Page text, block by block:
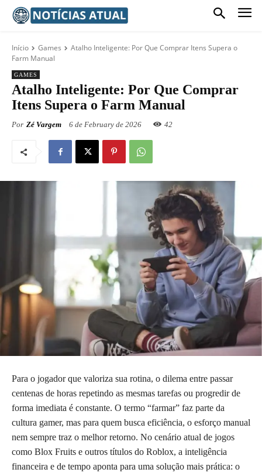
Início Games
Atalho Inteligente: Por Que Comprar Itens Supera o
Farm Manual
GAMES
Atalho Inteligente: Por Que Comprar
Itens Supera o Farm Manual
Por Zé Vargem 6 de February de 2026 42
Para o jogador que valoriza sua rotina, o dilema entre passar
centenas de horas repetindo as mesmas tarefas ou progredir de
forma imediata é constante. O termo “farmar” faz parte da
cultura gamer, mas para quem busca eficiência, o esforço manual
nem sempre traz o melhor retorno. No cenário atual de jogos
como Blox Fruits e outros títulos do Roblox, a inteligência
financeira e de tempo aponta para uma solução mais prática: o